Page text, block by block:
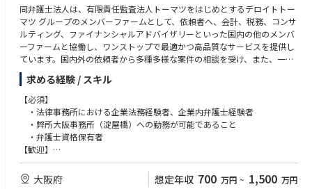
同弁護士法人は、有限責任監査法人トーマツをはじめとするデロイトトー
マツ グループのメンバーファームとして、依頼者へ、会計、税務、コンサ
ルティング、ファイナンシャルアドバイザリーといった国内の他のメンバ
ーファームと協働し、ワンストップで最適かつ高品質なサービスを提供し
ています。国内外の依頼者から多種多様な案件の相談を受け、また、一般
的な法律事務所では経験する機会の少ない、案件の初期的な検討段階から
の、依頼者の経営企画、財務部といった法務部以外の部門に対する業務提
供も多いという点が特徴です。
【具体的な業務内容】弁護士として、下記のような業務に携わっていただ
きます。
■M&A
－海外子会社の撤退に係るオプションの検討・実行に係る法的支援
－企業の組織再編への法的支援
求める経験 / スキル
【必須】
・法律事務所における企業法務経験者、企業内弁護士経験者
・弊所大阪事務所（淀屋橋）への勤務が可能であること
・弁護士資格保有者
【歓迎】
・M&Aの弁護士（クロスボーダー案件と国内案件が半分ずつ。ファイナ
ンシャルアドバイザリーにおけるリーグテーブル件数日本1のデロイトの
大阪府 想定年収 700 万円 ~ 1,500 万円